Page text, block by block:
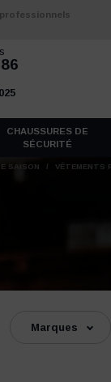
CHAUSSURES DE
SÉCURITÉ
SAISON / VÊTEMENTS
Marques